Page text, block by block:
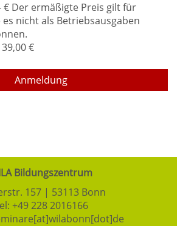
€ Der ermäßigte Preis gilt für
nicht als Betriebsausgaben
€
Anmeldung
Bildungszentrum
157 | 53113 Bonn
+49 228 2016166